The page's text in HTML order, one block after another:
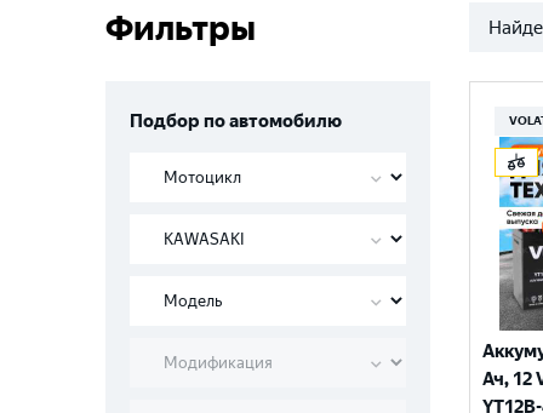
Фильтры
Подбор по автомобилю
Ач, 12